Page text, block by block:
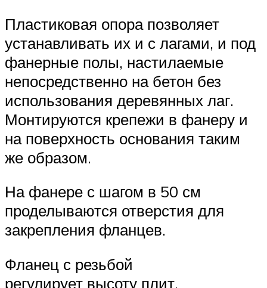
Пластиковая опора позволяет
устанавливать их и с лагами, и под
фанерные полы, настилаемые
непосредственно на бетон без
использования деревянных лаг.
Монтируются крепежи в фанеру и
на поверхность основания таким
же образом.
На фанере с шагом в 50 см
проделываются отверстия для
закрепления фланцев.
Фланец с резьбой
регулирует высоту плит.